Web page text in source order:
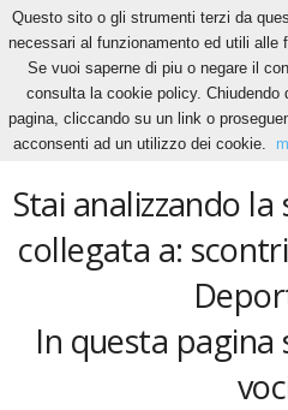
Home Tags Scontri AtleticoMadrid-
scontri
Stai analizzando
collegata a:
In questa pagina
Questo sito o gli strumenti terzi da
necessari al funzionamento ed utili alle
Se vuoi saperne di piu o negare il
consulta la cookie policy. Chiudendo
pagina, cliccando su un link o
acconsenti ad un utilizzo dei cookie.